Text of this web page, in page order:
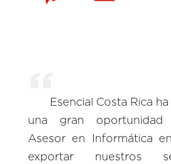
Esencial Costa Rica
una gran oportunidad
Asesor en Informática
exportar nuestros